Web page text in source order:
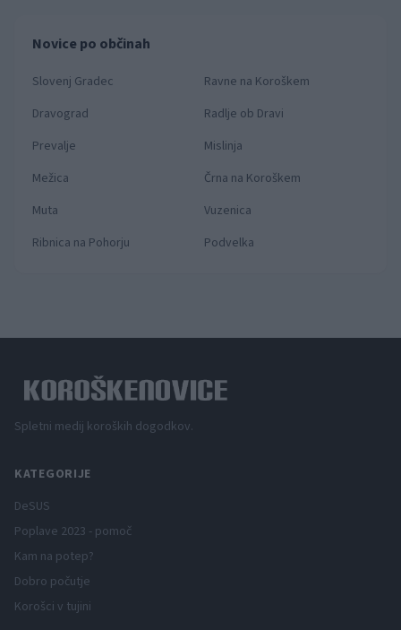
Novice po občinah
Slovenj Gradec
Ravne na Koroškem
Dravograd
Radlje ob Dravi
Prevalje
Mislinja
Mežica
Črna na Koroškem
Muta
Vuzenica
Ribnica na Pohorju
Podvelka
Spletni medij koroških dogodkov.
KATEGORIJE
DeSUS
Poplave 2023 - pomoč
Kam na potep?
Dobro počutje
Korošci v tujini